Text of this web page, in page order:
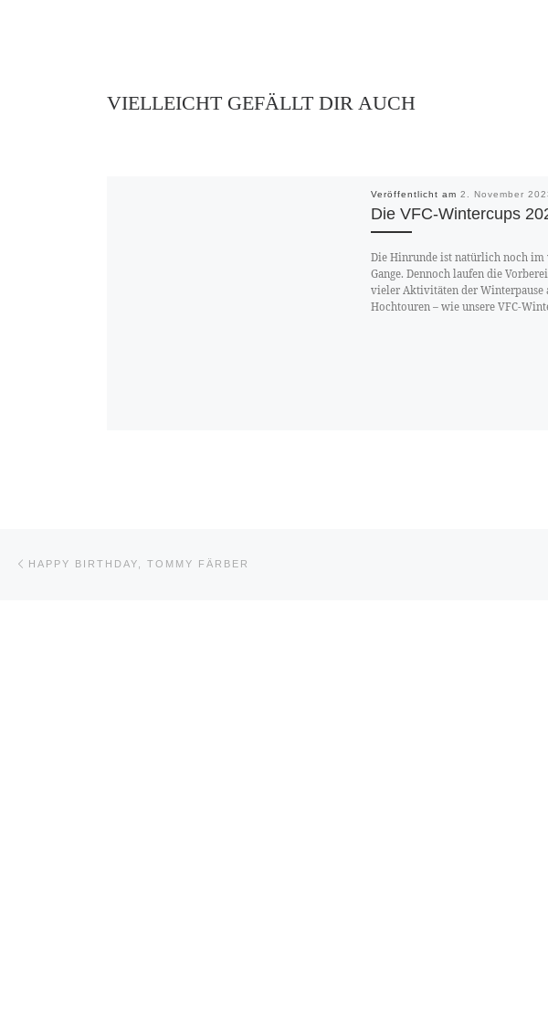
VIELLEICHT GEFÄLLT DIR AUCH
Veröffentlicht am 2. November
Die VFC-Wintercups
Die Hinrunde ist natürlich noch im
Gange. Dennoch laufen die
vieler Aktivitäten der Winterpause
Hochtouren – wie unsere VFC-
Beitragsnavigation
HAPPY BIRTHDAY, TOMMY FÄRBER